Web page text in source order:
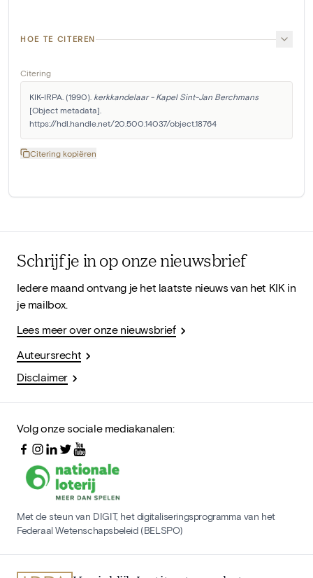
HOE TE CITEREN
Citering
KIK-IRPA. (1990). kerkkandelaar - Kapel Sint-Jan Berchmans
[Object metadata].
https://hdl.handle.net/20.500.14037/object.18764
Citering kopiëren
Schrijf je in op onze nieuwsbrief
Iedere maand ontvang je het laatste nieuws van het KIK in
je mailbox.
Lees meer over onze nieuwsbrief
Auteursrecht
Disclaimer
Volg onze sociale mediakanalen:
Met de steun van DIGIT, het digitaliseringsprogramma van het
Federaal Wetenschapsbeleid (BELSPO)